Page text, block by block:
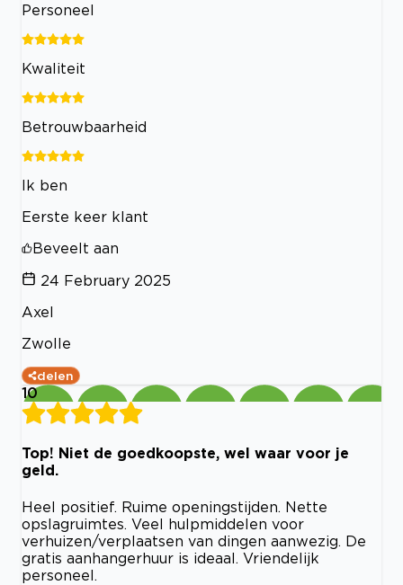
Personeel
Kwaliteit
Betrouwbaarheid
Ik ben
Eerste keer klant
Beveelt aan
24 February 2025
Axel
Zwolle
delen
10
Top! Niet de goedkoopste, wel waar voor je
geld.
Heel positief. Ruime openingstijden. Nette
opslagruimtes. Veel hulpmiddelen voor
verhuizen/verplaatsen van dingen aanwezig. De
gratis aanhangerhuur is ideaal. Vriendelijk
personeel.